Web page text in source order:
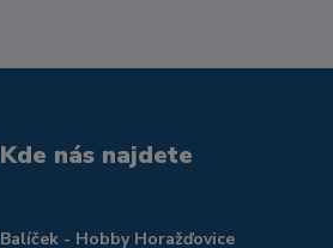
Kde nás najdete
Balíček - Hobby Horažďovice